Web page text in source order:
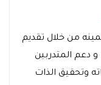
من خلال تقديم
دعم المتدربين
وتحقيق الذات